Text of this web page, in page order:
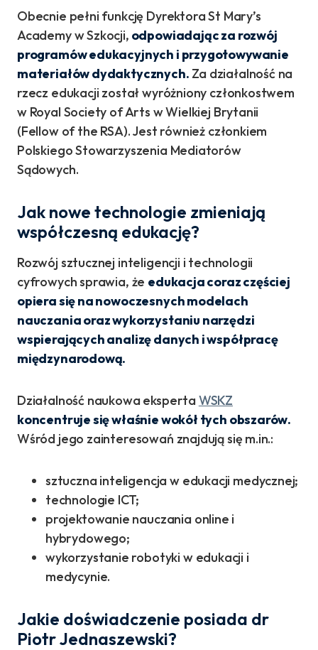
Obecnie pełni funkcję Dyrektora St Mary’s
Academy w Szkocji, odpowiadając za rozwój
programów edukacyjnych i przygotowywanie
materiałów dydaktycznych. Za działalność na
rzecz edukacji został wyróżniony członkostwem
w Royal Society of Arts w Wielkiej Brytanii
(Fellow of the RSA). Jest również członkiem
Polskiego Stowarzyszenia Mediatorów
Sądowych.
Jak nowe technologie zmieniają
współczesną edukację?
Rozwój sztucznej inteligencji i technologii
cyfrowych sprawia, że edukacja coraz częściej
opiera się na nowoczesnych modelach
nauczania oraz wykorzystaniu narzędzi
wspierających analizę danych i współpracę
międzynarodową.
Działalność naukowa eksperta WSKZ
koncentruje się właśnie wokół tych obszarów.
Wśród jego zainteresowań znajdują się m.in.:
sztuczna inteligencja w edukacji medycznej;
technologie ICT;
projektowanie nauczania online i
hybrydowego;
wykorzystanie robotyki w edukacji i
medycynie.
Jakie doświadczenie posiada dr
Piotr Jednaszewski?